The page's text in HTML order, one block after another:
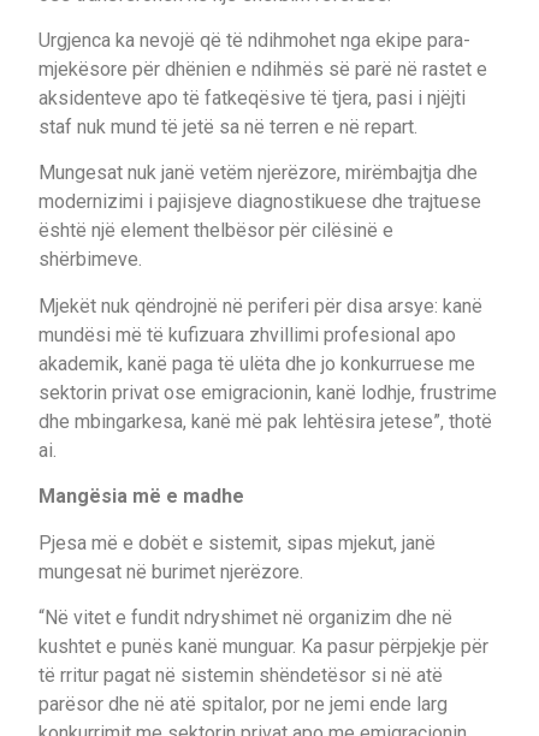
Urgjenca ka nevojë që të ndihmohet nga ekipe para-
mjekësore për dhënien e ndihmës së parë në rastet e
aksidenteve apo të fatkeqësive të tjera, pasi i njëjti
staf nuk mund të jetë sa në terren e në repart.
Mungesat nuk janë vetëm njerëzore, mirëmbajtja dhe
modernizimi i pajisjeve diagnostikuese dhe trajtuese
është një element thelbësor për cilësinë e
shërbimeve.
Mjekët nuk qëndrojnë në periferi për disa arsye: kanë
mundësi më të kufizuara zhvillimi profesional apo
akademik, kanë paga të ulëta dhe jo konkurruese me
sektorin privat ose emigracionin, kanë lodhje, frustrime
dhe mbingarkesa, kanë më pak lehtësira jetese”, thotë
ai.
Mangësia më e madhe
Pjesa më e dobët e sistemit, sipas mjekut, janë
mungesat në burimet njerëzore.
“Në vitet e fundit ndryshimet në organizim dhe në
kushtet e punës kanë munguar. Ka pasur përpjekje për
të rritur pagat në sistemin shëndetësor si në atë
parësor dhe në atë spitalor, por ne jemi ende larg